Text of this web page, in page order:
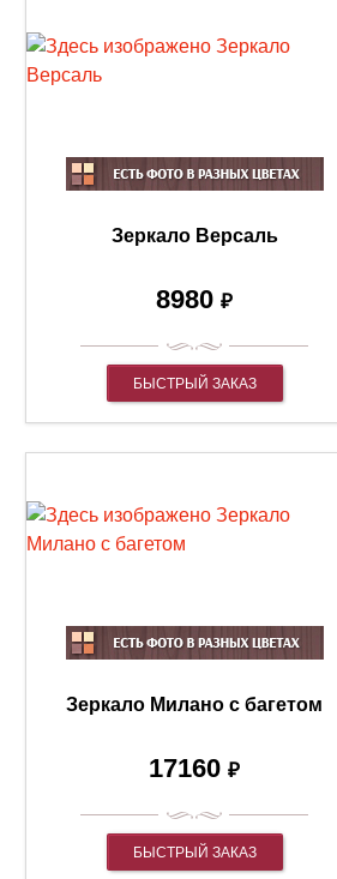
Зеркало Версаль
8980 ₽
БЫСТРЫЙ ЗАКАЗ
Зеркало Милано с багетом
17160 ₽
БЫСТРЫЙ ЗАКАЗ